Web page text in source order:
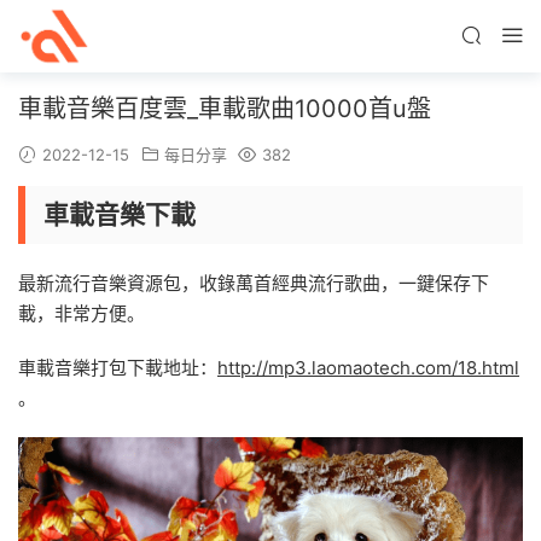
車載音樂百度雲_車載歌曲10000首u盤
2022-12-15 每日分享 382
車載音樂下載
最新流行音樂資源包，收錄萬首經典流行歌曲，一鍵保存下
載，非常方便。
車載音樂打包下載地址： http://mp3.laomaotech.com/18.html
。